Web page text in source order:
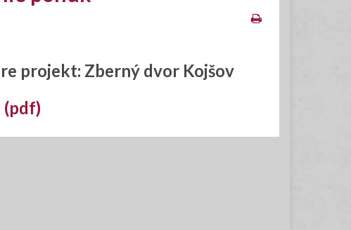
projekt: Zberný dvor Kojšov
(pdf)